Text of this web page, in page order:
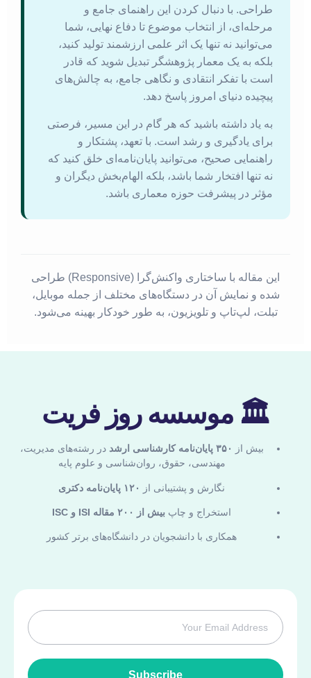
طراحی. با دنبال کردن این راهنمای جامع و
مرحله‌ای، از انتخاب موضوع تا دفاع نهایی، شما
می‌توانید نه تنها یک اثر علمی ارزشمند تولید کنید،
بلکه به یک معمار پژوهشگر تبدیل شوید که قادر
است با تفکر انتقادی و نگاهی جامع، به چالش‌های
پیچیده دنیای امروز پاسخ دهد.
به یاد داشته باشید که هر گام در این مسیر، فرصتی
برای یادگیری و رشد است. با تعهد، پشتکار و
راهنمایی صحیح، می‌توانید پایان‌نامه‌ای خلق کنید که
نه تنها افتخار شما باشد، بلکه الهام‌بخش دیگران و
مؤثر در پیشرفت حوزه معماری باشد.
این مقاله با ساختاری واکنش‌گرا (Responsive) طراحی
شده و نمایش آن در دستگاه‌های مختلف از جمله موبایل،
تبلت، لپ‌تاپ و تلویزیون، به طور خودکار بهینه می‌شود.
🏛 موسسه روز فریت
بیش از ۳۵۰ پایان‌نامه کارشناسی ارشد
در رشته‌های مدیریت،
مهندسی، حقوق، روان‌شناسی و علوم پایه
نگارش و پشتیبانی از ۱۲۰ پایان‌نامه دکتری
استخراج و چاپ بیش از ۲۰۰ مقاله ISI و ISC
همکاری با دانشجویان در دانشگاه‌های برتر کشور
Subscribe